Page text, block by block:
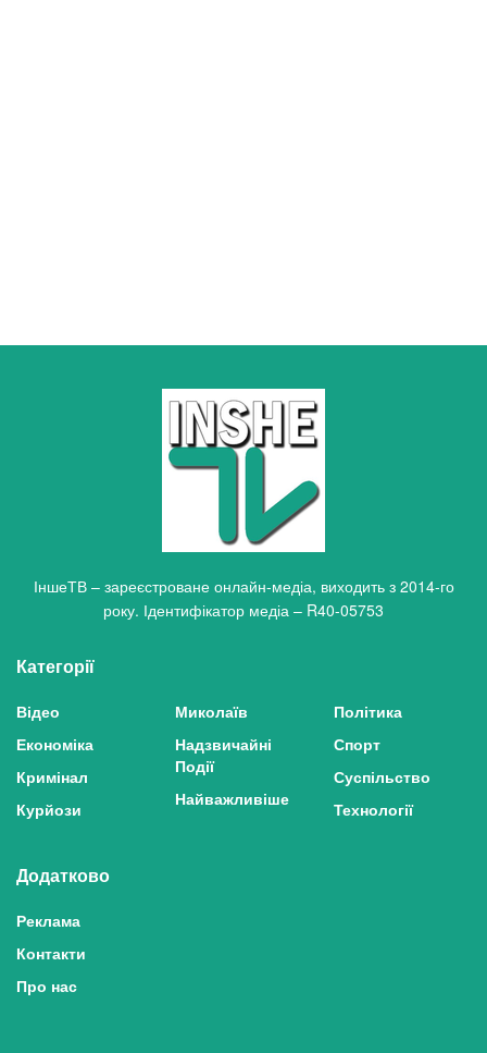
ІншеТВ – зареєстроване онлайн-медіа, виходить з 2014-го
року. Ідентифікатор медіа – R40-05753
Категорії
Відео
Економіка
Кримінал
Курйози
Миколаїв
Надзвичайні
Події
Найважливіше
Політика
Спорт
Суспільство
Технології
Додатково
Реклама
Контакти
Про нас